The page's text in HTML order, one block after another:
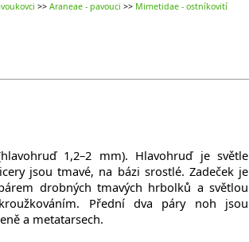
>> Araneae - pavouci >> Mimetidae - ostníkovití
1,2–2 mm). Hlavohruď je světle
jsou tmavé, na bázi srostlé. Zadeček je
drobných tmavých hrbolků a světlou
Přední dva páry noh jsou
a metatarsech.